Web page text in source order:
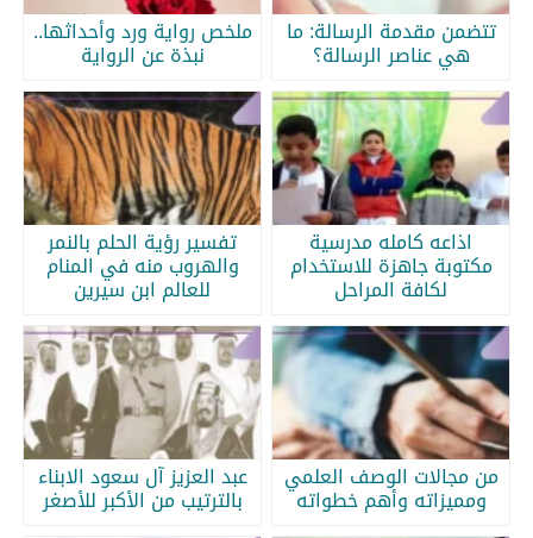
تتضمن مقدمة الرسالة: ما
هي عناصر الرسالة؟
ملخص رواية ورد وأحداثها..
نبذة عن الرواية
اذاعه كامله مدرسية
مكتوبة جاهزة للاستخدام
لكافة المراحل
تفسير رؤية الحلم بالنمر
والهروب منه في المنام
للعالم ابن سيرين
من مجالات الوصف العلمي
ومميزاته وأهم خطواته
عبد العزيز آل سعود الابناء
بالترتيب من الأكبر للأصغر